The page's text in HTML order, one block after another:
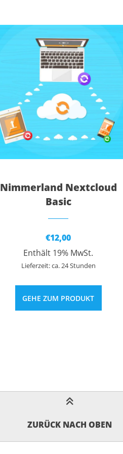
Nimmerland Nextcloud
Basic
€12,00
Enthält 19% MwSt.
Lieferzeit: ca. 24 Stunden
GEHE ZUM PRODUKT
ZURÜCK NACH OBEN